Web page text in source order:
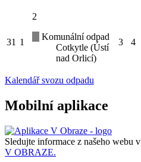
31 1
2
Komunální odpad
Cotkytle (Ústí
nad Orlicí)
3 4
Kalendář svozu odpadu
Mobilní aplikace
Sledujte informace z našeho webu v
V OBRAZE.